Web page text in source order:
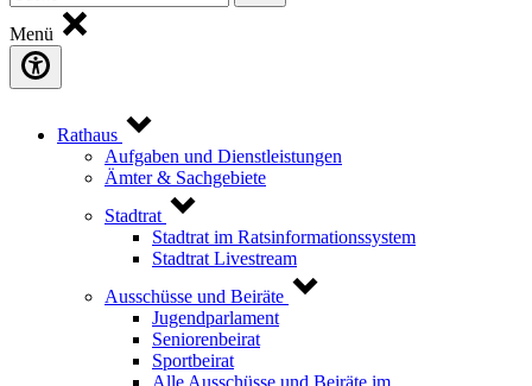
Menü
Rathaus
Aufgaben und Dienstleistungen
Ämter & Sachgebiete
Stadtrat
Stadtrat im Ratsinformationssystem
Stadtrat Livestream
Ausschüsse und Beiräte
Jugendparlament
Seniorenbeirat
Sportbeirat
Alle Ausschüsse und Beiräte im